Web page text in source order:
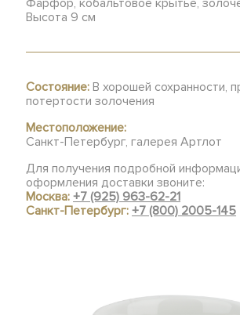
Фарфор, кобальтовое крытье,
Высота 9 см
Состояние: В хорошей сохранности,
потертости золочения
Местоположение:
Санкт-Петербург, галерея Артлот
Для получения подробной
оформления доставки звоните:
Москва:+7 (925) 963-62-21
Санкт-Петербург:+7 (800) 2005-145